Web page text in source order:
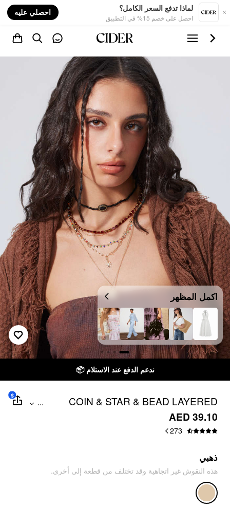
لماذا تدفع السعر الكامل؟
احصل على خصم 15% في التطبيق
احصلي عليه
اكمل المظهر
ندعم الدفع عند الاستلام 📦
COIN & STAR & BEAD LAYERED
NECKLACE
...
AED 39.10
273
$
ذهبي
هذه النقوش غير اتجاهية وقد تختلف من قطعة إلى أخرى.